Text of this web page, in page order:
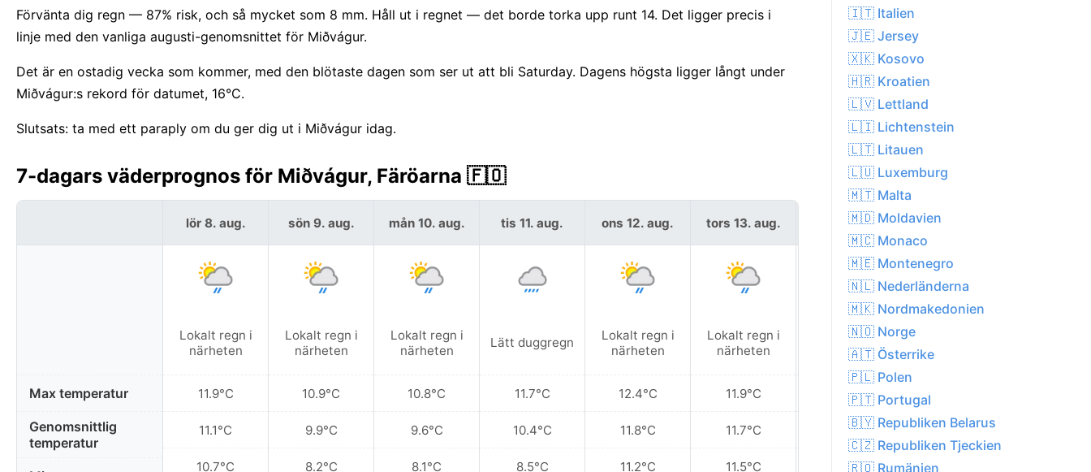
Förvänta dig regn — 87% risk, och så mycket som 8 mm. Håll ut i regnet — det borde torka upp runt 14. Det ligger precis i
linje med den vanliga augusti-genomsnittet för Miðvágur.
Det är en ostadig vecka som kommer, med den blötaste dagen som ser ut att bli Saturday. Dagens högsta ligger långt under
Miðvágur:s rekord för datumet, 16°C.
Slutsats: ta med ett paraply om du ger dig ut i Miðvágur idag.
7-dagars väderprognos för Miðvágur, Färöarna 🇫🇴
Max temperatur
Genomsnittlig
temperatur
lör 8. aug.
Lokalt regn i
närheten
11.9°C
11.1°C
10.7°C
sön 9. aug.
Lokalt regn i
närheten
10.9°C
9.9°C
8.2°C
mån 10. aug.
Lokalt regn i
närheten
10.8°C
9.6°C
8.1°C
tis 11. aug.
Lätt duggregn
11.7°C
10.4°C
8.5°C
ons 12. aug.
Lokalt regn i
närheten
12.4°C
11.8°C
11.2°C
tors 13. aug.
Lokalt regn i
närheten
11.9°C
11.7°C
11.5°C
fre 14. aug.
Lokalt regn i
närheten
11.7°C
11.1°C
10.0°C
🇮🇹 Italien
🇯🇪 Jersey
🇽🇰 Kosovo
🇭🇷 Kroatien
🇱🇻 Lettland
🇱🇮 Lichtenstein
🇱🇹 Litauen
🇱🇺 Luxemburg
🇲🇹 Malta
🇲🇩 Moldavien
🇲🇨 Monaco
🇲🇪 Montenegro
🇳🇱 Nederländerna
🇲🇰 Nordmakedonien
🇳🇴 Norge
🇦🇹 Österrike
🇵🇱 Polen
🇵🇹 Portugal
🇧🇾 Republiken Belarus
🇨🇿 Republiken Tjeckien
🇷🇴 Rumänien